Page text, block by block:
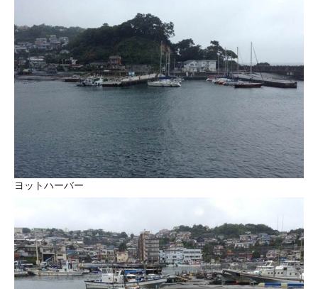
ヨットハーバー